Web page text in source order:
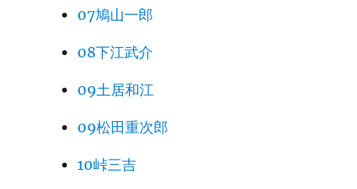
07鳩山一郎
08下江武介
09土居和江
09松田重次郎
10峠三吉